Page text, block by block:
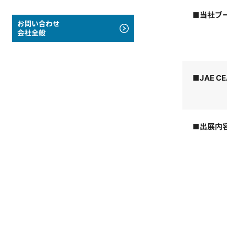
お問い合わせ
会社全般
■当社ブ
■JAE
■出展内